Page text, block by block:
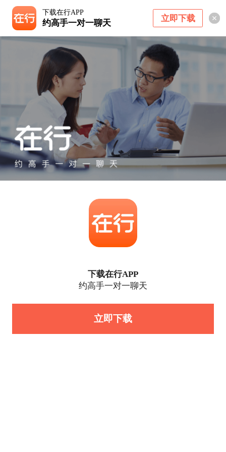
下载在行APP
约高手一对一聊天 立即下载
下载在行APP
约高手一对一聊天
立即下载